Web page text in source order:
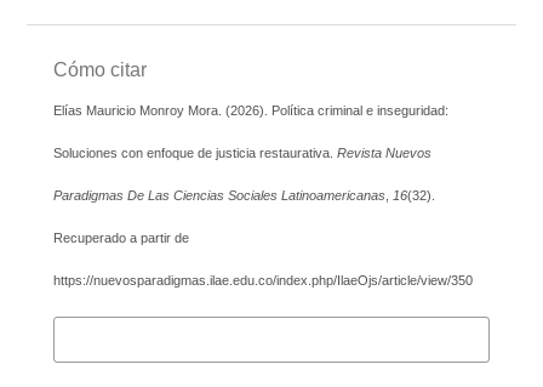
Cómo citar
Elías Mauricio Monroy Mora. (2026). Política criminal e inseguridad:
Soluciones con enfoque de justicia restaurativa. Revista Nuevos
Paradigmas De Las Ciencias Sociales Latinoamericanas, 16(32).
Recuperado a partir de
https://nuevosparadigmas.ilae.edu.co/index.php/IlaeOjs/article/view/350